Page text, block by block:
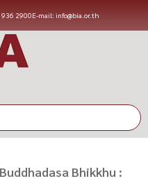
936 2900E-mail: info@bia.or.th
Buddhadasa Bhikkhu :